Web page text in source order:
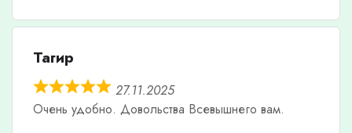
Тагир
27.11.2025
Очень удобно. Довольства Всевышнего вам.